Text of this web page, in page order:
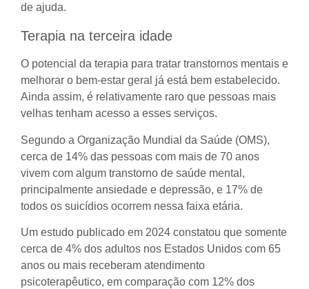
de ajuda.
Terapia na terceira idade
O potencial da terapia para tratar transtornos mentais e
melhorar o bem-estar geral já está bem estabelecido.
Ainda assim, é relativamente raro que pessoas mais
velhas tenham acesso a esses serviços.
Segundo a Organização Mundial da Saúde (OMS),
cerca de 14% das pessoas com mais de 70 anos
vivem com algum transtorno de saúde mental,
principalmente ansiedade e depressão, e 17% de
todos os suicídios ocorrem nessa faixa etária.
Um estudo publicado em 2024 constatou que somente
cerca de 4% dos adultos nos Estados Unidos com 65
anos ou mais receberam atendimento
psicoterapêutico, em comparação com 12% dos